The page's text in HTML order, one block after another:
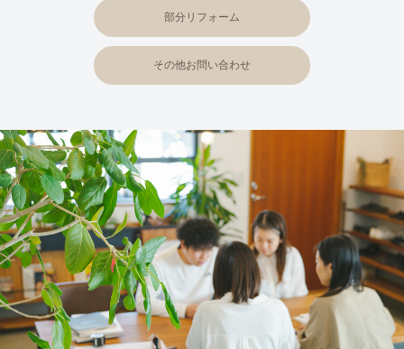
部分リフォーム
その他お問い合わせ